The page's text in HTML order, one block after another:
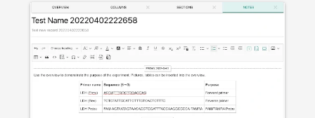
streamline their research processes. It provides a
centralized platform for recording, managing, and
way. Labii ELN enables researchers to create and
update digital lab notebooks, track experiments,
manage protocols, and collaborate with team
members in real-time. The platform offers a variety
of features such as customizable templates, task